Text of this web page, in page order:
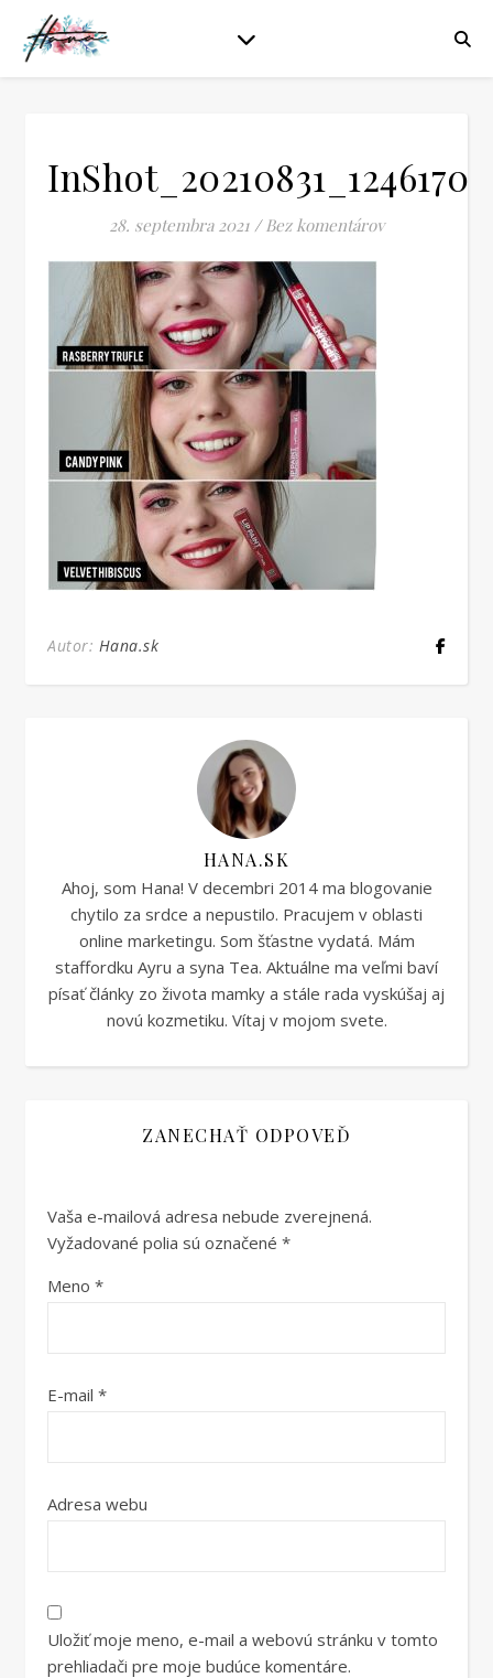
28. septembra 2021 / Bez komentárov
Autor: Hana.sk
HANA.SK
Ahoj, som Hana! V decembri 2014 ma blogovanie
chytilo za srdce a nepustilo. Pracujem v oblasti
online marketingu. Som šťastne vydatá. Mám
staffordku Ayru a syna Tea. Aktuálne ma veľmi baví
písať články zo života mamky a stále rada vyskúšaj aj
novú kozmetiku. Vítaj v mojom svete.
ZANECHAŤ ODPOVEĎ
Vaša e-mailová adresa nebude zverejnená.
Vyžadované polia sú označené *
Meno *
E-mail *
Adresa webu
Uložiť moje meno, e-mail a webovú stránku v tomto
prehliadači pre moje budúce komentáre.